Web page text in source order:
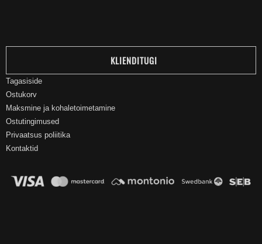
KLIENDITUGI
Tagasiside
Ostukorv
Maksmine ja kohaletoimetamine
Ostutingimused
Privaatsus poliitika
Kontaktid